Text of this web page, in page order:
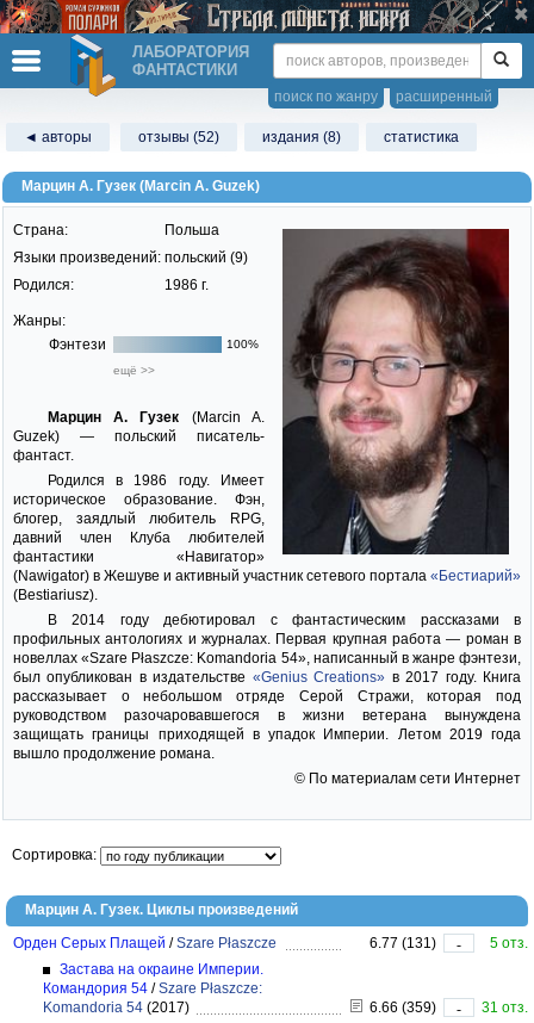
ЛАБОРАТОРИЯ
ФАНТАСТИКИ
расширенный
поиск по жанру
◄ авторы отзывы (52) издания (8) статистика
Марцин А. Гузек (Marcin A. Guzek)
Страна:
Польша
Языки произведений: польский (9)
Родился:
1986 г.
Жанры:
Фэнтези
100%
ещё >>
Марцин А. Гузек (Marcin A.
Guzek) — польский писатель-
фантаст.
Родился в 1986 году. Имеет
историческое образование. Фэн,
блогер, заядлый любитель RPG,
давний член Клуба любителей
фантастики «Навигатор»
(Nawigator) в Жешуве и активный участник сетевого портала «Бестиарий»
(Bestiariusz).
В 2014 году дебютировал с фантастическим рассказами в
профильных антологиях и журналах. Первая крупная работа — роман в
новеллах «Szare Płaszcze: Komandoria 54», написанный в жанре фэнтези,
был опубликован в издательстве «Genius Creations» в 2017 году. Книга
рассказывает о небольшом отряде Серой Стражи, которая под
руководством разочаровавшегося в жизни ветерана вынуждена
защищать границы приходящей в упадок Империи. Летом 2019 года
вышло продолжение романа.
© По материалам сети Интернет
Сортировка:
Марцин А. Гузек. Циклы произведений
Орден Серых Плащей /Szare Płaszcze 6.77 (131) -
5 отз.
Застава на окраине Империи.
Командория 54 /Szare Płaszcze:
Komandoria 54 (2017) 6.66 (359) -
31 отз.